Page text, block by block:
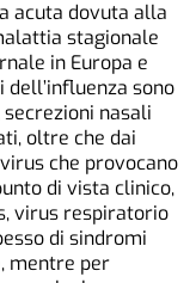
acuta dovuta alla
stagionale
in Europa e
sono
nasali
oltre che dai
che provocano
di vista clinico,
virus respiratorio
di sindromi
mentre per